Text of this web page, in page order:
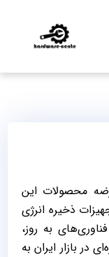
محصولات این
ذخیره انرژی
به‌ روز،
در بازار ایران به